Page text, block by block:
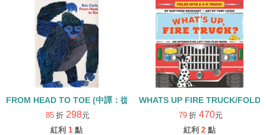
FROM HEAD TO TOE (中譯：從頭動到腳)【61】身體動作英文童書/
85 折 298元
紅利 1 點
WHATS UP FIRE TRUCK/
79 折 470元
紅利 2 點